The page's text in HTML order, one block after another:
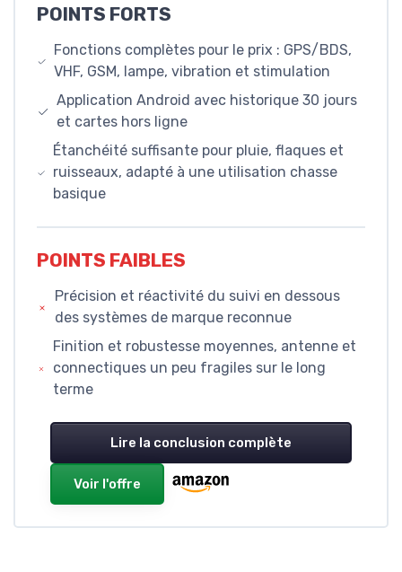
POINTS FORTS
Fonctions complètes pour le prix : GPS/BDS,
VHF, GSM, lampe, vibration et stimulation
Application Android avec historique 30 jours
et cartes hors ligne
Étanchéité suffisante pour pluie, flaques et
ruisseaux, adapté à une utilisation chasse
basique
POINTS FAIBLES
Précision et réactivité du suivi en dessous
des systèmes de marque reconnue
Finition et robustesse moyennes, antenne et
connectiques un peu fragiles sur le long
terme
Lire la conclusion complète
Voir l'offre